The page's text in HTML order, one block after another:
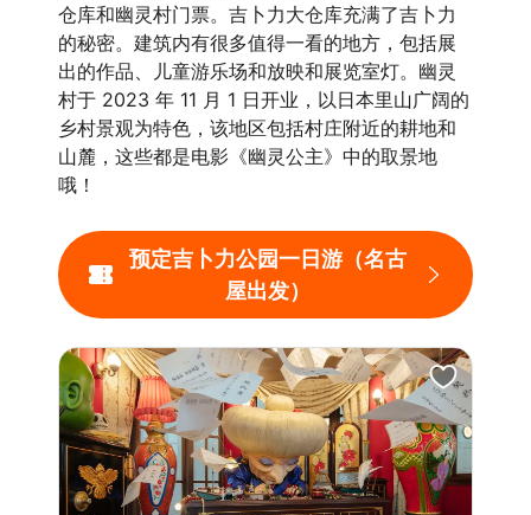
仓库和幽灵村门票。吉卜力大仓库充满了吉卜力
的秘密。建筑内有很多值得一看的地方，包括展
出的作品、儿童游乐场和放映和展览室灯。幽灵
村于 2023 年 11 月 1 日开业，以日本里山广阔的
乡村景观为特色，该地区包括村庄附近的耕地和
山麓，这些都是电影《幽灵公主》中的取景地
哦！
预定吉卜力公园一日游（名古
屋出发）